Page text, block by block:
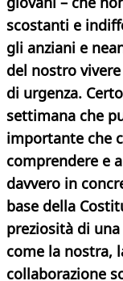
scostanti e
gli anziani e
del nostro
di urgenza.
settimana che
importante che
comprendere e
davvero in
base della
preziosità di
come la nostra,
collaborazione